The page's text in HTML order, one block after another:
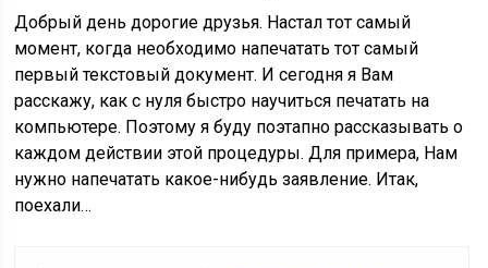
Добрый день дорогие друзья. Настал тот самый
момент, когда необходимо напечатать тот самый
первый текстовый документ. И сегодня я Вам
расскажу, как с нуля быстро научиться печатать на
компьютере. Поэтому я буду поэтапно рассказывать о
каждом действии этой процедуры. Для примера, Нам
нужно напечатать какое-нибудьзаявление. Итак,
поехали…